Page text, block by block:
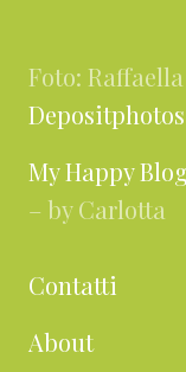
Foto:
Depositphotos
My Happy Blog
– by Carlotta
Contatti
About